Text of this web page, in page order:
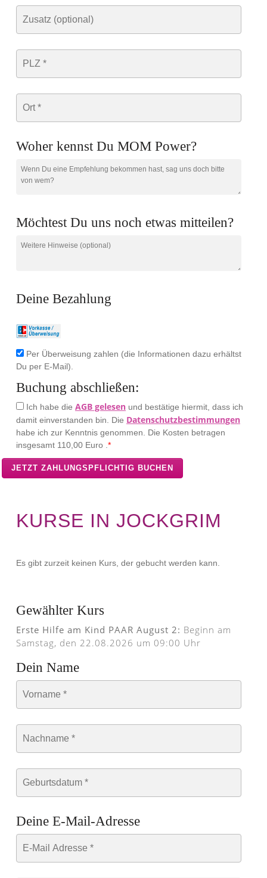
Woher kennst Du MOM Power?
Möchtest Du uns noch etwas mitteilen?
Deine Bezahlung
Per Überweisung zahlen (die Informationen dazu erhältst
Du per E-Mail).
Buchung abschließen:
Ich habe die AGB gelesen und bestätige hiermit, dass ich
damit einverstanden bin. Die Datenschutzbestimmungen
habe ich zur Kenntnis genommen. Die Kosten betragen
insgesamt 110,00 Euro . *
KURSE IN JOCKGRIM
Es gibt zurzeit keinen Kurs, der gebucht werden kann.
Gewählter Kurs
Erste Hilfe am Kind PAAR August 2: Beginn am
Samstag, den 22.08.2026 um 09:00 Uhr
Dein Name
Deine E-Mail-Adresse